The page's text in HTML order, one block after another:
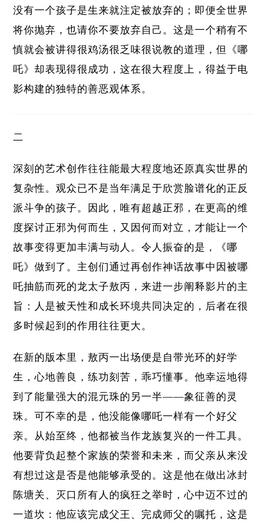
没有一个孩子是生来就注定被放弃的；即便全世界
将你抛弃，也请你不要放弃自己。这是一个稍有不
慎就会被讲得很鸡汤很乏味很说教的道理，但《哪
吒》却表现得很成功，这在很大程度上，得益于电
影构建的独特的善恶观体系。
二
深刻的艺术创作往往能最大程度地还原真实世界的
复杂性。观众已不是当年满足于欣赏脸谱化的正反
派斗争的孩子。因此，唯有超越正邪，在更高的维
度探讨正邪为何而生，又因何而对立，才能让一个
故事变得更加丰满与动人。令人振奋的是，《哪
吒》做到了。主创们通过再创作神话故事中因被哪
吒抽筋而死的龙太子敖丙，来进一步阐释影片的主
旨：人是被天性和成长环境共同决定的，后者在很
多时候起到的作用往往更大。
在新的版本里，敖丙一出场便是自带光环的好学
生，心地善良，练功刻苦，乖巧懂事。他幸运地得
到了能量强大的混元珠的另一半——象征善的灵
珠。可不幸的是，他没能像哪吒一样有一个好父
亲。从始至终，他都被当作龙族复兴的一件工具。
他要背负起整个家族的荣誉和未来，而父亲从来没
有想过这是否是他能够承受的。这是他在做出冰封
陈塘关、灭口所有人的疯狂之举时，心中迈不过的
一道坎：他应该完成父王、完成师父的嘱托，这是